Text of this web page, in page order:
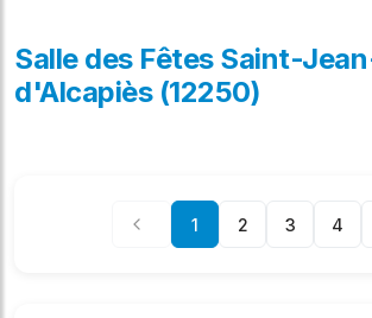
Salle des Fêtes Saint-
d'Alcapiès (12250)
1 2 3 4